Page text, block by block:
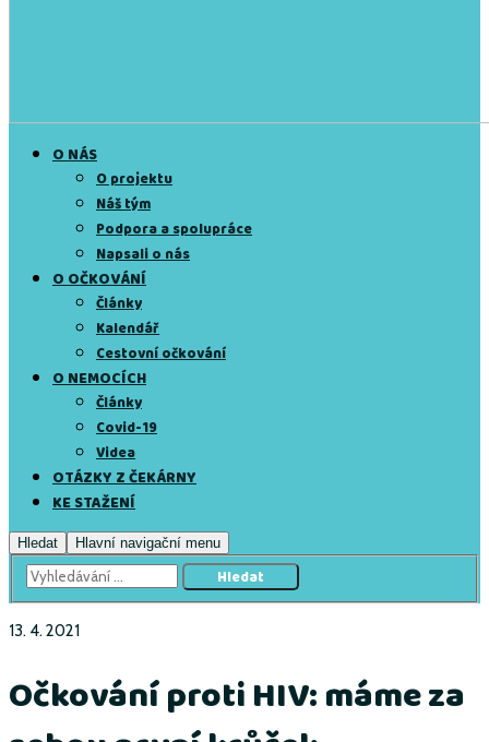
O NÁS
O projektu
Náš tým
Podpora a spolupráce
Napsali o nás
O OČKOVÁNÍ
Články
Kalendář
Cestovní očkování
O NEMOCÍCH
Články
Covid-19
Videa
OTÁZKY Z ČEKÁRNY
KE STAŽENÍ
Hledat Hlavní navigační menu
13. 4. 2021
Očkování proti HIV: máme za